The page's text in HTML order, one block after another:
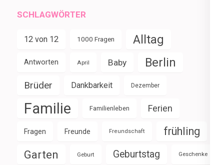
SCHLAGWÖRTER
12 von 12 1000 Fragen Alltag
Antworten April Baby Berlin
Brüder Dankbarkeit Dezember
Familie Familienleben Ferien
Fragen Freunde Freundschaft frühling
Garten Geburt Geburtstag Geschenke